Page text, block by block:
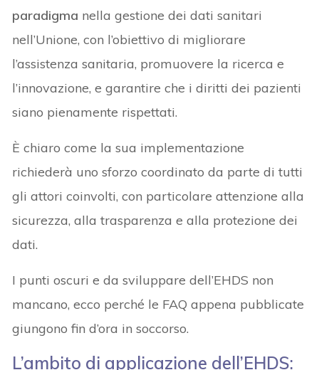
paradigma nella gestione dei dati sanitari
nell’Unione, con l’obiettivo di migliorare
l’assistenza sanitaria, promuovere la ricerca e
l’innovazione, e garantire che i diritti dei pazienti
siano pienamente rispettati.
È chiaro come la sua implementazione
richiederà uno sforzo coordinato da parte di tutti
gli attori coinvolti, con particolare attenzione alla
sicurezza, alla trasparenza e alla protezione dei
dati.
I punti oscuri e da sviluppare dell’EHDS non
mancano, ecco perché le FAQ appena pubblicate
giungono fin d’ora in soccorso.
L’ambito di applicazione dell’EHDS: